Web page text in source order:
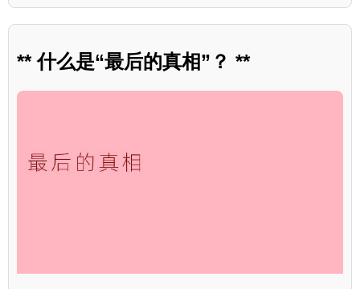
** 什么是“最后的真相”？ **